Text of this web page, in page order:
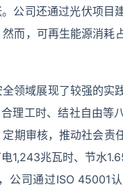
公司还通过光伏项目
而，可再生能源消耗
领域展现了较强的实
理工时、结社自由等
期审核，推动社会责
1,243兆瓦时、节水
公司通过ISO 45001